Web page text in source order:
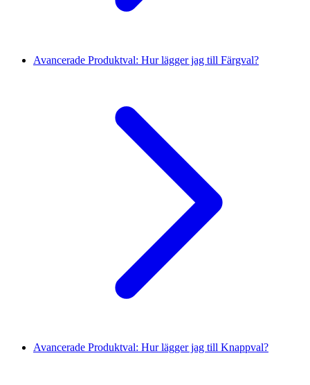
Avancerade Produktval: Hur lägger jag till Färgval?
Avancerade Produktval: Hur lägger jag till Knappval?